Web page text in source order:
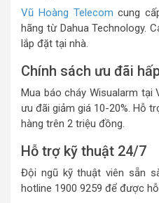
Vũ Hoàng Telecom cung
hãng từ Dahua Technology.
lắp đặt tại nhà.
Chính sách ưu đãi
Mua báo cháy Wisualarm tại
ưu đãi giảm giá 10-20%. Hỗ
hàng trên 2 triệu đồng.
Hỗ trợ kỹ thuật 24/7
Đội ngũ kỹ thuật viên sẵn
hotline 1900 9259 để được